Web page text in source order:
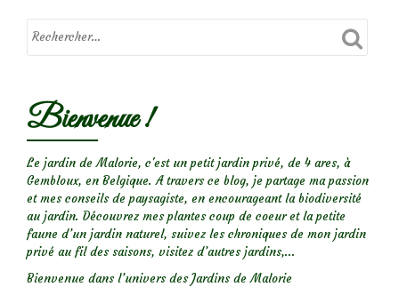
de
Bienvenue !
Le jardin de Malorie, c'est un petit jardin privé, de 4 ares, à
Gembloux, en Belgique. A travers ce blog, je partage ma passion
et mes conseils de paysagiste, en encourageant la biodiversité
au jardin. Découvrez mes plantes coup de coeur et la petite
faune d’un jardin naturel, suivez les chroniques de mon jardin
privé au fil des saisons, visitez d’autres jardins,...
Bienvenue dans l’univers des Jardins de Malorie